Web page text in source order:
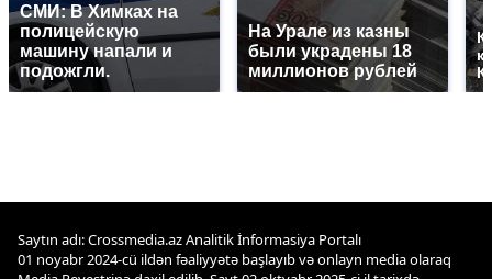
СМИ: В Химках на
полицейскую
машину напали и
подожгли.
На Урале из казны
были украдены 18
миллионов рублей
Saytın adı: Crossmedia.az Analitik İnformasiya Portalı
01 noyabr 2024-cü ildən fəaliyyətə başlayıb və onlayn media olaraq